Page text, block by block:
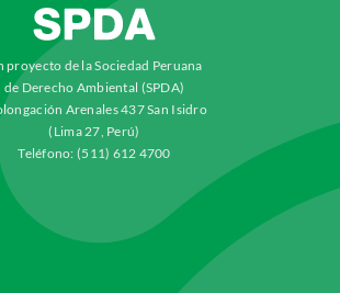
proyecto de la Sociedad Peruana
de Derecho Ambiental (SPDA)
Arenales 437 San Isidro
(Lima 27, Perú)
Teléfono: (511) 612 4700